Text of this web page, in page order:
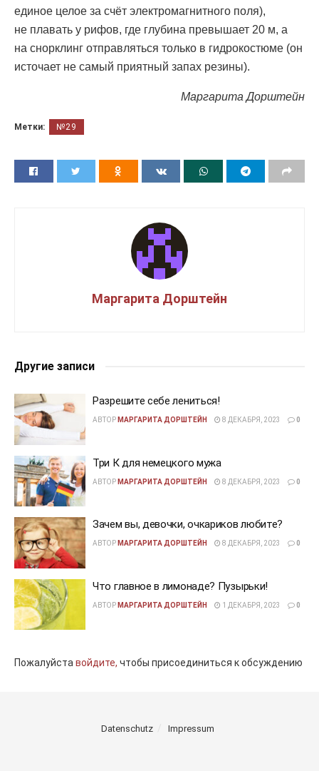
единое целое за счёт электромагнитного поля),
не плавать у рифов, где глубина превышает 20 м, а
на снорклинг отправляться только в гидрокостюме (он
источает не самый приятный запах резины).
Маргарита Дорштейн
Метки: №29
Маргарита Дорштейн
Другие записи
Разрешите себе лениться!
АВТОР МАРГАРИТА ДОРШТЕЙН 8 ДЕКАБРЯ, 2023 0
Три К для немецкого мужа
АВТОР МАРГАРИТА ДОРШТЕЙН 8 ДЕКАБРЯ, 2023 0
Зачем вы, девочки, очкариков любите?
АВТОР МАРГАРИТА ДОРШТЕЙН 8 ДЕКАБРЯ, 2023 0
Что главное в лимонаде? Пузырьки!
АВТОР МАРГАРИТА ДОРШТЕЙН 1 ДЕКАБРЯ, 2023 0
Пожалуйставойдите, чтобы присоединиться к обсуждению
Datenschutz Impressum